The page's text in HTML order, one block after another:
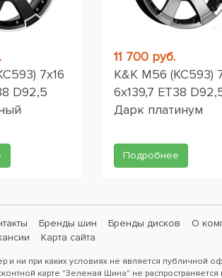
7x16
D92,5
11 700 руб.
K&K M56 (КС593)
6x139,7 ET38
Дарк платинум
Подробнее
Бренды шин Бренды дисков
О
Карта сайта
ни при каких условиях не является публичной
карте "Зеленая Шина" не